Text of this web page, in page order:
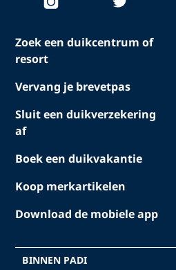
Zoek een duikcentrum of
resort
Vervang je brevetpas
Sluit een duikverzekering
af
Boek een duikvakantie
Koop merkartikelen
Download de mobiele app
BINNEN PADI